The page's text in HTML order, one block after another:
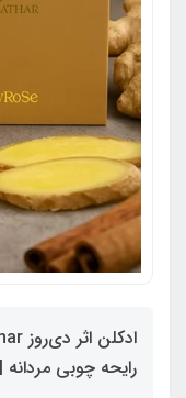
رایحه چوبی